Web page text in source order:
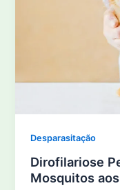
Desparasitação
Dirofilariose
Mosquitos